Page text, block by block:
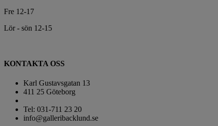
Fre 12-17
Lör - sön 12-15
KONTAKTA OSS
Karl Gustavsgatan 13
411 25 Göteborg
Tel: 031-711 23 20
info@galleribacklund.se